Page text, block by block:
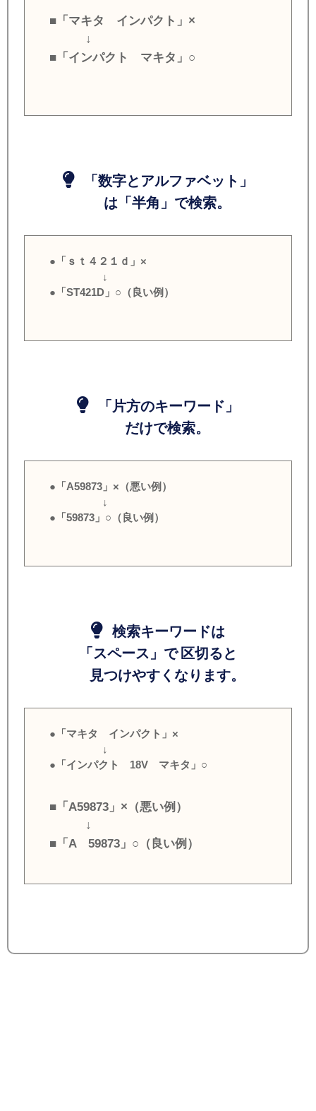
■「マキタ インパクト」×
↓
■「インパクト マキタ」○
「数字とアルファベット」
は「半角」で検索。
●「ｓｔ４２１ｄ」×
↓
●「ST421D」○（良い例）
「片方のキーワード」
だけで検索。
●「A59873」×（悪い例）
↓
●「59873」○（良い例）
検索キーワードは
「スペース」で 区切ると
見つけやすくなります。
●「マキタ インパクト」×
↓
●「インパクト 18V マキタ」○
■「A59873」×（悪い例）
↓
■「A 59873」○（良い例）